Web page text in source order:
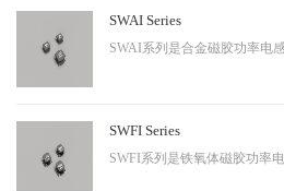
SWAI Series
SWFI Series